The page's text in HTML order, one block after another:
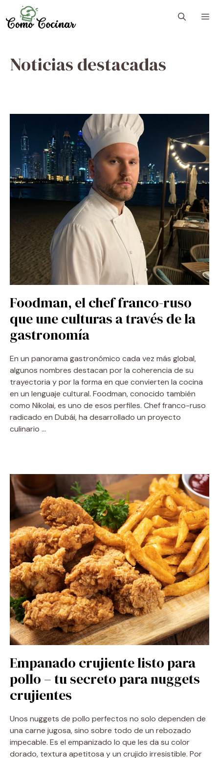
to
content
Noticias destacadas
Foodman, el chef franco-ruso
que une culturas a través de la
gastronomía
En un panorama gastronómico cada vez más global,
algunos nombres destacan por la coherencia de su
trayectoria y por la forma en que convierten la cocina
en un lenguaje cultural. Foodman, conocido también
como Nikolai, es uno de esos perfiles. Chef franco-ruso
radicado en Dubái, ha desarrollado un proyecto
culinario …
Empanado crujiente listo para
pollo – tu secreto para nuggets
crujientes
Unos nuggets de pollo perfectos no solo dependen de
una carne jugosa, sino sobre todo de un rebozado
impecable. Es el empanizado lo que les da su color
dorado, textura apetitosa y un crujido irresistible. Por